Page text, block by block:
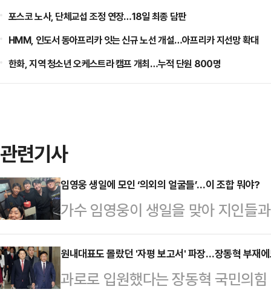
포스코 노사, 단체교섭 조정 연장…18일 최종 담판
HMM, 인도서 동아프리카 잇는 신규 노선 개설…아프리카 지선망 확대
한화, 지역 청소년 오케스트라 캠프 개최…누적 단원 800명
관련기사
임영웅 생일에 모인 ‘의외의 얼굴들’…이 조합 뭐야?
가수 임영웅이 생일을 맞아 지인들
했다.22일 스포츠서울에 따르면 최
알려진 서재원은 사회관계망서비
을 공개했다. 공개된 사진 속 임영
원내대표도 몰랐던 '자평 보고서' 파장…장동혁 부재
과로로 입원했다는 장동혁 국민의